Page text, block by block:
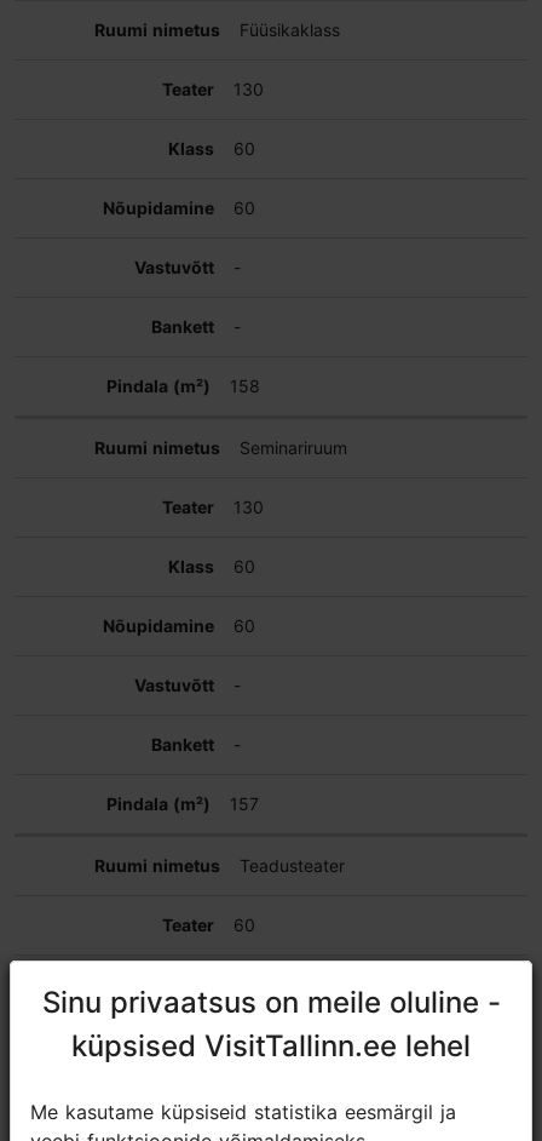
Füüsikaklass
130
60
60
-
-
158
Seminariruum
130
60
60
-
-
157
Teadusteater
60
-
100
Sinu privaatsus on meile oluline -
küpsised VisitTallinn.ee lehel
Me kasutame küpsiseid statistika eesmärgil ja
Sinu privaatsus on meile oluline -
küpsised VisitTallinn.ee lehel
Me kasutame küpsiseid statistika eesmärgil ja